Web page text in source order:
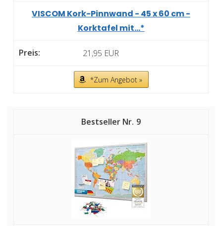
VISCOM Kork-Pinnwand - 45 x 60 cm -
Korktafel mit...*
21,95 EUR
*Zum Angebot »
9